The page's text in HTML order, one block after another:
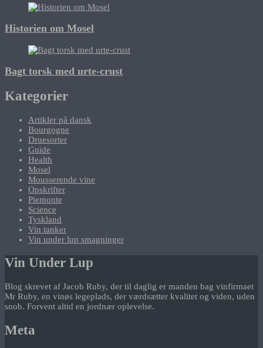
Historien om Mosel
Bagt torsk med urte-crust
Kategorier
Artikler på dansk
Bourgogne
Druesorter
Guide
Health
Mosel
Mousserende vine
Opskrifter
Piemonte
Science
Tyskland
Vin tanker
Vin under lup smagninger
Vin Under Lup
Blog skrevet af Jacob Ruby, der til daglig er manden bag vinfirmaet
Mr Ruby, en vinøs legeplads, der værdsætter kvalitet og viden, uden
snob. Forvent altid en jordnær oplevelse.
Meta